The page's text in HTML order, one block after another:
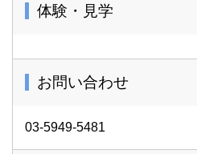
体験・見学
お問い合わせ
03-5949-5481